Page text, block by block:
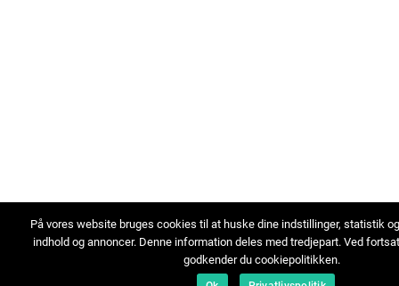
På vores website bruges cookies til at huske dine indstillinger, statistik
indhold og annoncer. Denne information deles med tredjepart. Ved
godkender du cookiepolitikken.